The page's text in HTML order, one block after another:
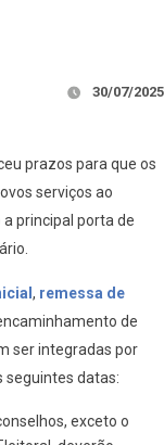
30/07/2025
prazos para que os
serviços ao
principal porta de
, remessa de
de
ser integradas por
seguintes datas:
exceto o